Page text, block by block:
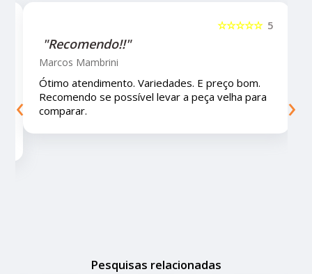
5
☆☆☆☆☆
"Recomendo!!!"
Letícia Brito
Ótimo lugar, vendedores super atenciosos e
educados e preços muito bons!
‹ ›
Pesquisas relacionadas